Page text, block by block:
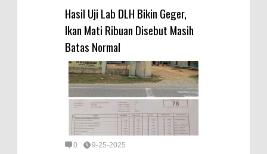
Hasil Uji Lab DLH Bikin Geger,
Ikan Mati Ribuan Disebut Masih
Batas Normal
0 9-25-2025